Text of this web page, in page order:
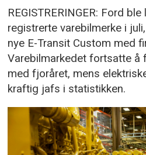
REGISTRERINGER: Ford
registrerte varebilmerke i
nye E-Transit Custom med
Varebilmarkedet fortsatte å
med fjoråret, mens
kraftig jafs i statistikken.